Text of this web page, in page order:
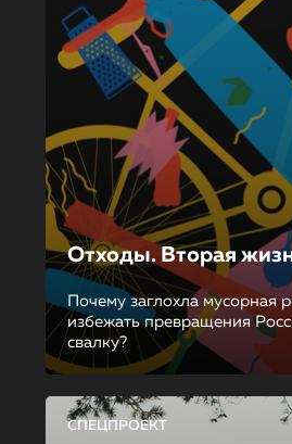
Отходы. Вторая
Почему заглохла мусорная
избежать превращения
свалку?
СПЕЦПРОЕКТ